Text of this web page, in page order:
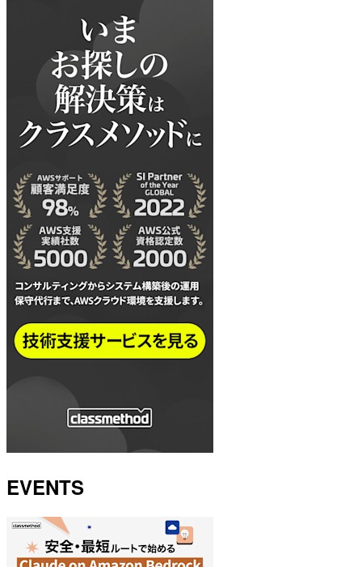
EVENTS